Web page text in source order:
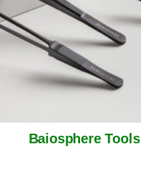
Baiosphere Tools